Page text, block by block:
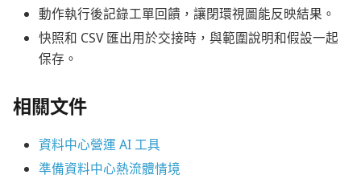
動作執行後記錄工單回饋，讓閉環視圖能反映結果。
快照和 CSV 匯出用於交接時，與範圍說明和假設一起
保存。
相關文件
資料中心營運 AI 工具
準備資料中心熱流體情境